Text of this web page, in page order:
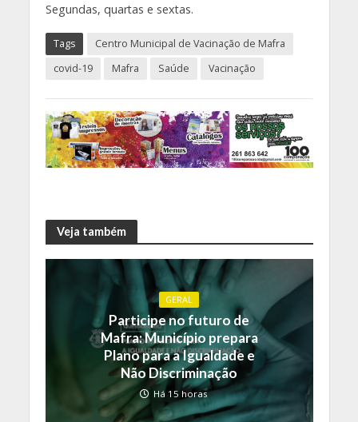
Segundas, quartas e sextas.
Tags
Centro Municipal de Vacinação de Mafra
covid-19
Mafra Saúde Vacinação
Veja também
GERAL
Participe no futuro de
Mafra: Município prepara
Plano para a Igualdade e
Não Discriminação
Há 15 horas